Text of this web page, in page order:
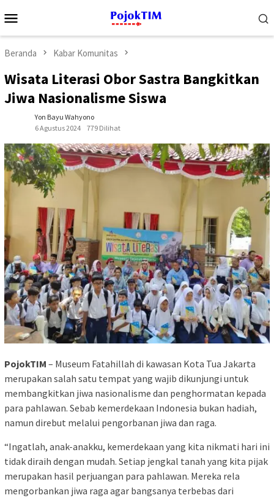
ke
Mobile
Beranda Kabar Komunitas
Wisata Literasi Obor Sastra Bangkitkan
Jiwa Nasionalisme Siswa
Yon Bayu Wahyono
6 Agustus 2024
779 Dilihat
PojokTIM – Museum Fatahillah di kawasan Kota Tua Jakarta
merupakan salah satu tempat yang wajib dikunjungi untuk
membangkitkan jiwa nasionalisme dan penghormatan kepada
para pahlawan. Sebab kemerdekaan Indonesia bukan hadiah,
namun direbut melalui pengorbanan jiwa dan raga.
“Ingatlah, anak-anakku, kemerdekaan yang kita nikmati hari ini
tidak diraih dengan mudah. Setiap jengkal tanah yang kita pijak
merupakan hasil perjuangan para pahlawan. Mereka rela
mengorbankan jiwa raga agar bangsanya terbebas dari